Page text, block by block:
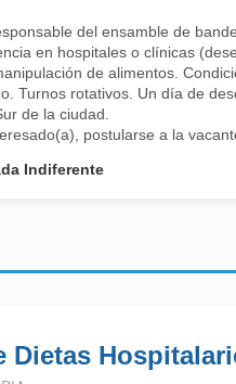
del ensamble de
en hospitales o clínicas
de alimentos.
Turnos rotativos. Un día de
de la ciudad.
postularse a la
Indiferente
Dietas